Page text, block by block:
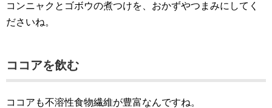
コンニャクとゴボウの煮つけを、おかずやつまみにしてく
ださいね。
ココアを飲む
ココアも不溶性食物繊維が豊富なんですね。